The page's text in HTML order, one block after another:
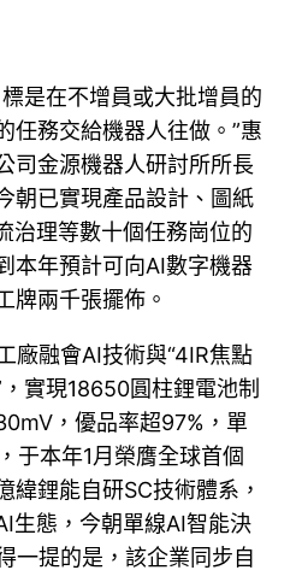
是在不增員或大批增員的
任務交給機器人往做。”惠
司金源機器人研討所所長
朝已實現產品設計、圖紙
治理等數十個任務崗位的
本年預計可向AI數字機器
牌兩千張擺佈。
廠融會AI技術與“4IR焦點
實現18650圓柱鋰電池制
，優品率超97%，單
于本年1月榮膺全球首個
緯鋰能自研SC技術體系，
生態，今朝單線AI智能決
一提的是，該企業同步自